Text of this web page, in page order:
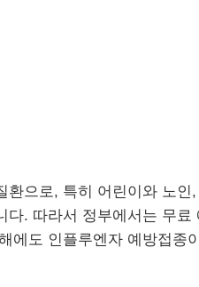
환으로, 특히 어린이와 노인
다. 따라서 정부에서는 무료
에도 인플루엔자 예방접종